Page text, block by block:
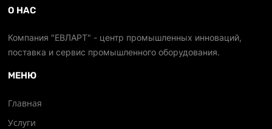
О НАС
Компания "ЕВЛАРТ" - центр промышленных инноваций,
поставка и сервис промышленного оборудования.
МЕНЮ
Главная
Услуги